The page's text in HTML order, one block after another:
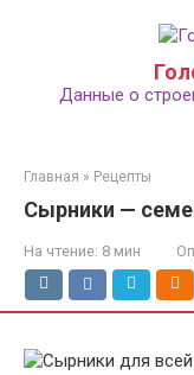
Данные о
Главная » Рецепты
Сырники —
На чтение: 8 мин